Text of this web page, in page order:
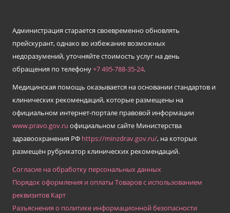
Администрация старается своевременно обновлять
прейскурант, однако во избежание возможных
недоразумений, уточняйте стоимость услуг на день
обращения по телефону+7 495-788-35-24.
Медицинская помощь оказывается на основании стандартов и
клинических рекомендаций, которые размещены на
официальном интернет-портале правовой информации
www.pravo.gov.ru официальном сайте Министерства
здравоохранения РФ https://minzdrav.gov.ru/, на которых
размещён рубрикатор клинических рекомендаций.
Согласие на обработку персональных данных
Порядок оформления и оплаты Товаров с использованием
реквизитов Карт
Разъяснения о политике информационной безопасности